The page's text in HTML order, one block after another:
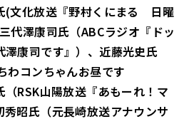
(文化放送『野村くにまる 日曜
代澤康司氏（ABCラジオ『ドッ
澤康司です』）、近藤光史氏
わコンちゃんお昼です
（RSK山陽放送『あもーれ！マ
秀昭氏（元長崎放送アナウンサ